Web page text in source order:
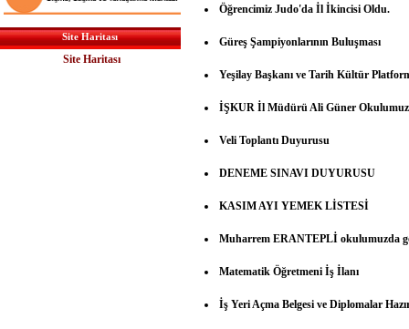
Site Haritası
Site Haritası
Öğrencimiz Judo'da İl İkincisi Oldu.
Güreş Şampiyonlarının Buluşması
Yeşilay Başkanı ve Tarih Kültür
İŞKUR İl Müdürü Ali Güner
Veli Toplantı Duyurusu
DENEME SINAVI DUYURUSU
KASIM AYI YEMEK LİSTESİ
Muharrem ERANTEPLİ okulumuzda
Matematik Öğretmeni İş İlanı
İş Yeri Açma Belgesi ve Diplomalar